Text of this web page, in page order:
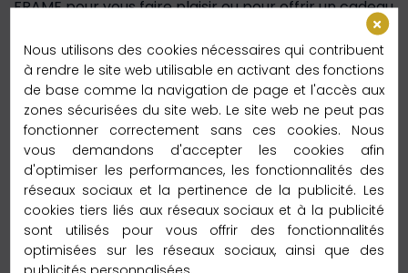
FRAME pour vous faire plaisir ou pour offrir un cadeau
couleur et d'élégance à votre look avec ce
magnifique accessoire de mode.
Livraison Express
Délai de livraison :
– 2 à 3 jours vers la France métroplitaine
Délai de livraison :
– 2 à 5 jours vers l’Europe
Nous utilisons des cookies nécessaires qui contribuent
à rendre le site web utilisable en activant des fonctions
de base comme la navigation de page et l'accès aux
zones sécurisées du site web. Le site web ne peut pas
fonctionner correctement sans ces cookies. Nous
vous demandons d'accepter les cookies afin
d'optimiser les performances, les fonctionnalités des
réseaux sociaux et la pertinence de la publicité. Les
cookies tiers liés aux réseaux sociaux et à la publicité
sont utilisés pour vous offrir des fonctionnalités
optimisées sur les réseaux sociaux, ainsi que des
publicités personnalisées.